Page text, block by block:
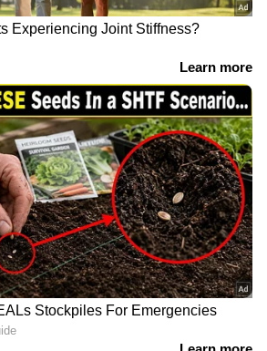
വളരെ
ഒരച്ഛൻ തന്റെ സ്നേഹം
ആ
വീഡിയോയെ
കലോറി
അച്ഛന്റെ മനസ്സ്
താൻ മുൻഗണന
മകന്റെ അവസ്ഥ
ഇത്തരം കൊച്ചു
അച്ഛനും